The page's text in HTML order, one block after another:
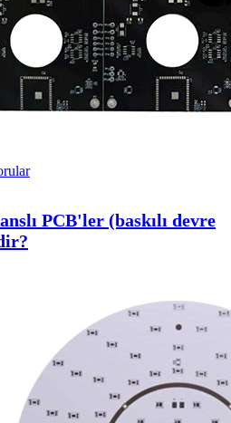
PCB'ler (baskılı devre